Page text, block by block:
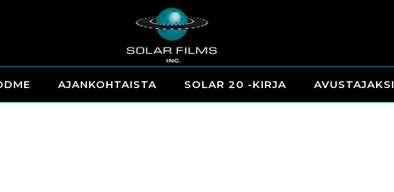
AJANKOHTAISTA SOLAR 20 -KIRJA AVUSTAJAKSI